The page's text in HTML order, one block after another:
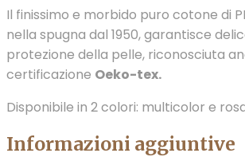
Il finissimo e morbido puro cotone di
nella spugna dal 1950, garantisce
protezione della pelle, riconosciuta
certificazione Oeko-tex.
Disponibile in 2 colori: multicolor e
Informazioni aggiuntive